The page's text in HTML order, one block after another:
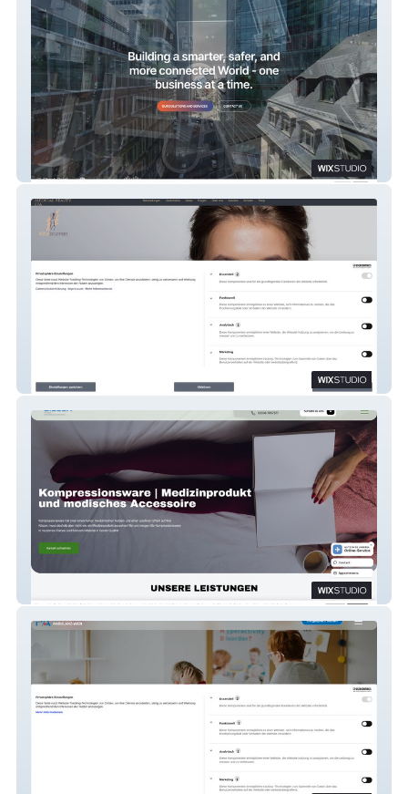
TeleGroup d.o.o
Vitalbrunnen